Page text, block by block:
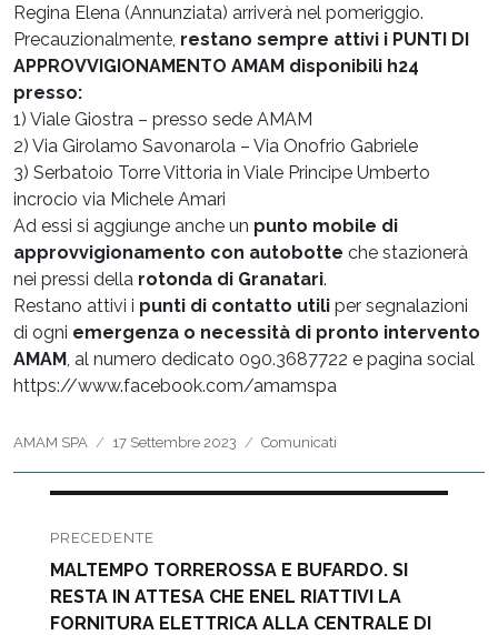
Regina Elena (Annunziata) arriverà nel pomeriggio.
Precauzionalmente, restano sempre attivi i PUNTI DI
APPROVVIGIONAMENTO AMAM disponibili h24
presso:
1) Viale Giostra – presso sede AMAM
2) Via Girolamo Savonarola – Via Onofrio Gabriele
3) Serbatoio Torre Vittoria in Viale Principe Umberto
incrocio via Michele Amari
Ad essi si aggiunge anche un punto mobile di
approvvigionamento con autobotte che stazionerà
nei pressi della rotonda di Granatari.
Restano attivi i punti di contatto utili per segnalazioni
di ogni emergenza o necessità di pronto intervento
AMAM , al numero dedicato 090.3687722 e pagina social
https://www.facebook.com/amamspa
Autore
AMAM SPA
Pubblicato
17 Settembre 2023 Categorie
Comunicati
articoli
PRECEDENTE
Articolo
precedente:
MALTEMPO TORREROSSA E BUFARDO. SI
RESTA IN ATTESA CHE ENEL RIATTIVI LA
FORNITURA ELETTRICA ALLA CENTRALE DI